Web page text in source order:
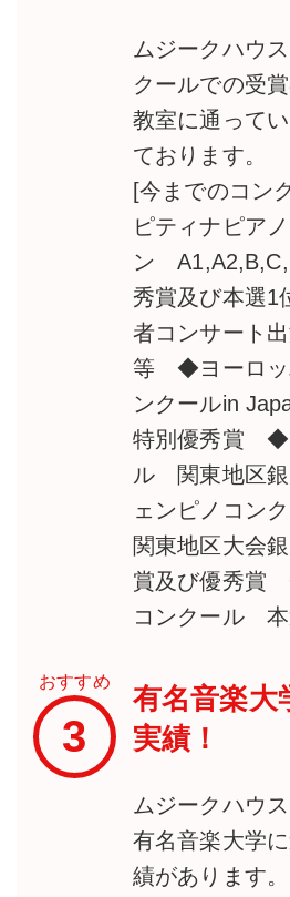
ムジークハウ
クールでの受
教室に通って
ております。
[今までのコ
ピティナピア
ン
秀賞及び本選1
者コンサート
等 ◆ヨーロッ
ンクールin
特別優秀賞 ◆
ル 関東地区
ェンピノコン
関東地区大会
賞及び優秀賞
コンクール 本
おすすめ
3
有名音楽大
実績！
ムジークハウ
有名音楽大学
績があります。